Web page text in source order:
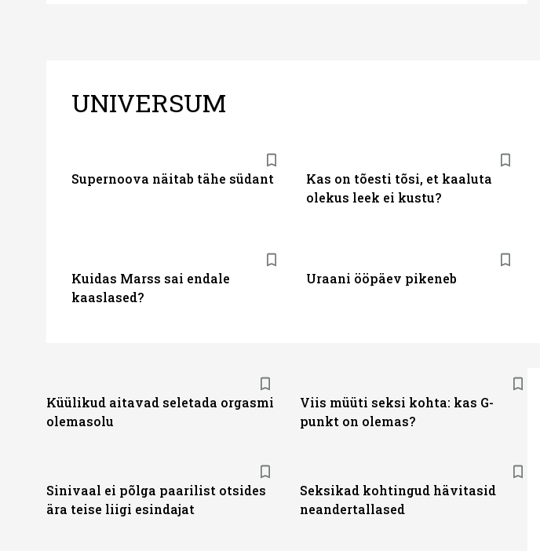
UNIVERSUM
Supernoova näitab tähe südant
Kas on tõesti tõsi, et kaaluta
olekus leek ei kustu?
Kuidas Marss sai endale
kaaslased?
Uraani ööpäev pikeneb
Küülikud aitavad seletada orgasmi
olemasolu
Viis müüti seksi kohta: kas G-
punkt on olemas?
Sinivaal ei põlga paarilist otsides
ära teise liigi esindajat
Seksikad kohtingud hävitasid
neandertallased